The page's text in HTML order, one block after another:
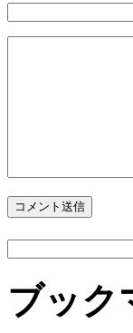
コメント送信
ブック